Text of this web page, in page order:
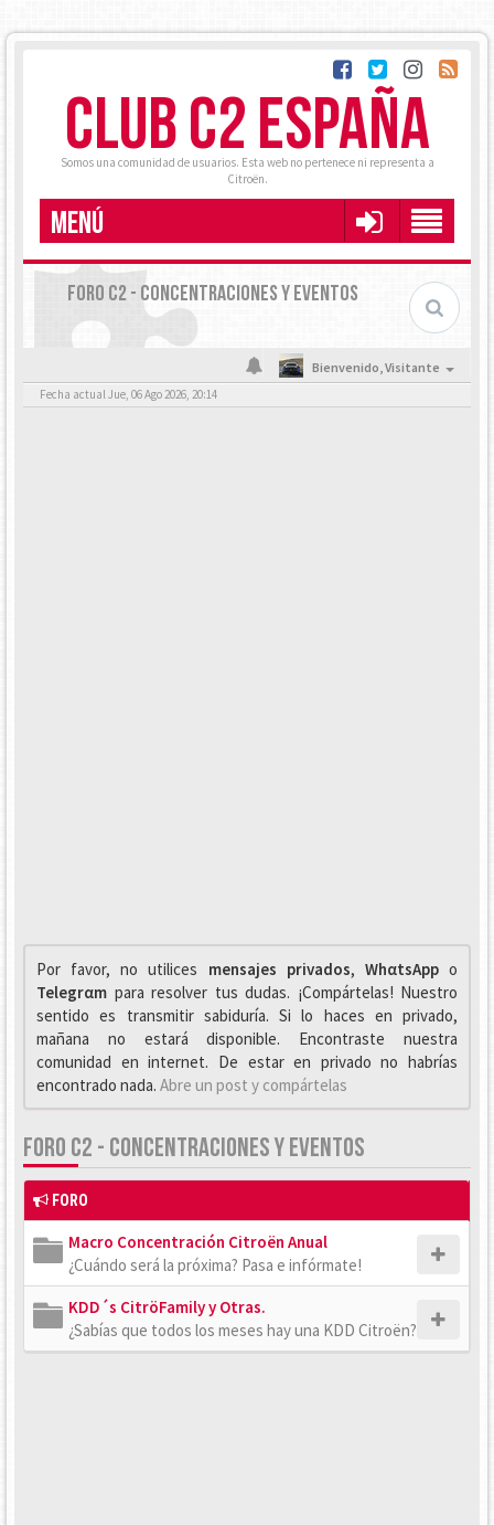
CLUB C2 ESPAÑA
Somos una comunidad de usuarios. Esta web no pertenece ni representa a
Citroën.
MENÚ
FORO C2 - CONCENTRACIONES Y EVENTOS
Bienvenido,Visitante
Fecha actual Jue, 06 Ago 2026, 20:14
Por favor, no utilices mensajes privados, WhαtsAppo
Telegrαm para resolver tus dudas. ¡Compártelas! Nuestro
sentido es transmitir sabiduría. Si lo haces en privado,
mañana no estará disponible. Encontraste nuestra
comunidad en internet. De estar en privado no habrías
encontrado nada. Abre un post y compártelas
FORO C2 - CONCENTRACIONES Y EVENTOS
FORO
Macro Concentración Citroën Anual
¿Cuándo será la próxima? Pasa e infórmate!
KDD´s CitröFamily y Otras.
¿Sabías que todos los meses hay una KDD Citroën?